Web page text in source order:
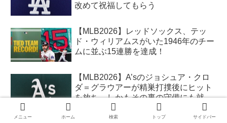
改めて祝福してもらう
【MLB2026】レッドソックス、テッ
ド・ウィリアムスがいた1946年のチー
ムに並ぶ15連勝を達成！
【MLB2026】A’sのジョシュア・クロ
ダ＝グラウアーが精巣打撲後にヒット
を放ち、しかもその裏の守備にも就
メニュー ホーム 検索 トップ サイドバー